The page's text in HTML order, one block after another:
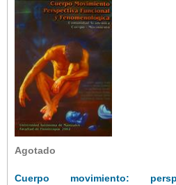
Agotado
Cuerpo movimiento: